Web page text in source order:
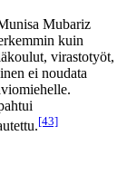
Mubariz
kuin
virastotyöt,
ei noudata
[43]